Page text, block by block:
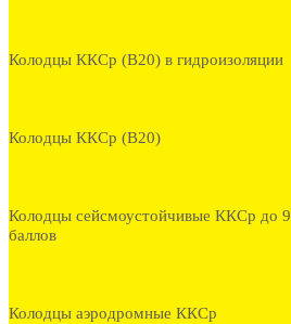
Колодцы ККСр (В20) в гидроизоляции
Колодцы ККСр (В20)
Колодцы сейсмоустойчивые ККСр до 9
баллов
Колодцы аэродромные ККСр